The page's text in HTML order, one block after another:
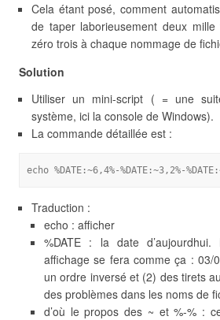
Cela étant posé, comment
de taper laborieusement deux
zéro trois à chaque nommage de
Solution
Utiliser un mini-script ( = une
système, ici la console de Windows).
La commande détaillée est :
echo %DATE:~6,4%-%DATE:~3,2%-
Traduction :
echo : afficher
%DATE : la date
affichage se fera comme ça : 03/
un ordre inversé et (2) des tirets
des problèmes dans les noms de
d’où le propos des ~ et %-% :